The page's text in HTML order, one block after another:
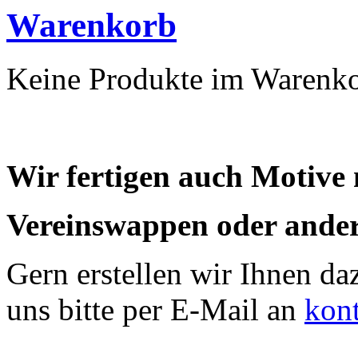
Warenkorb
Keine Produkte im
Wir fertigen auch Motive
Vereinswappen oder
Gern erstellen wir Ihnen
uns bitte per E-Mail an